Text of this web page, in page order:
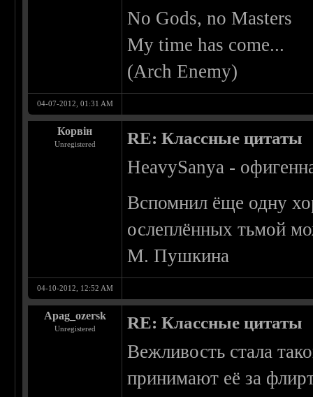
No Gods, no Masters
My time has come...
(Arch Enemy)
04-07-2012, 01:31 AM
Корвін
Unregistered RE: Классные цитаты
HeavySanya -
Вспомнил ёще одну
ослеплённых тьмой
М. Пушкина
04-10-2012, 12:52 AM
Apag_ozersk
Unregistered RE: Классные цитаты
Вежливость стала
принимают её за